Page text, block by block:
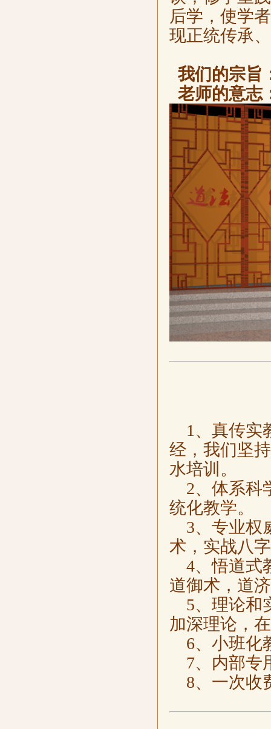
后学，使学
现正统传承
我们的宗旨
老师的意志
1、真传实
经，我们坚
水培训。
2、体系科
统化教学。
3、专业权
术，实战八
4、悟道式
道御术，道
5、理论和
加深理论，
6、小班化
7、内部专
8、一次收